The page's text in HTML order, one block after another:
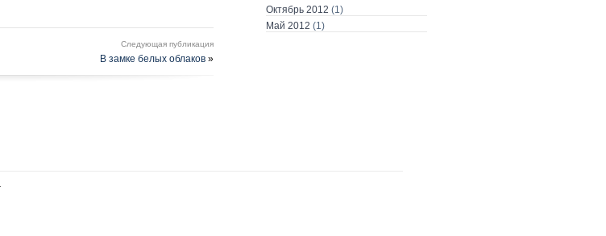
Следующая публикация
В замке белых облаков »
Октябрь 2012 (1)
Май 2012 (1)